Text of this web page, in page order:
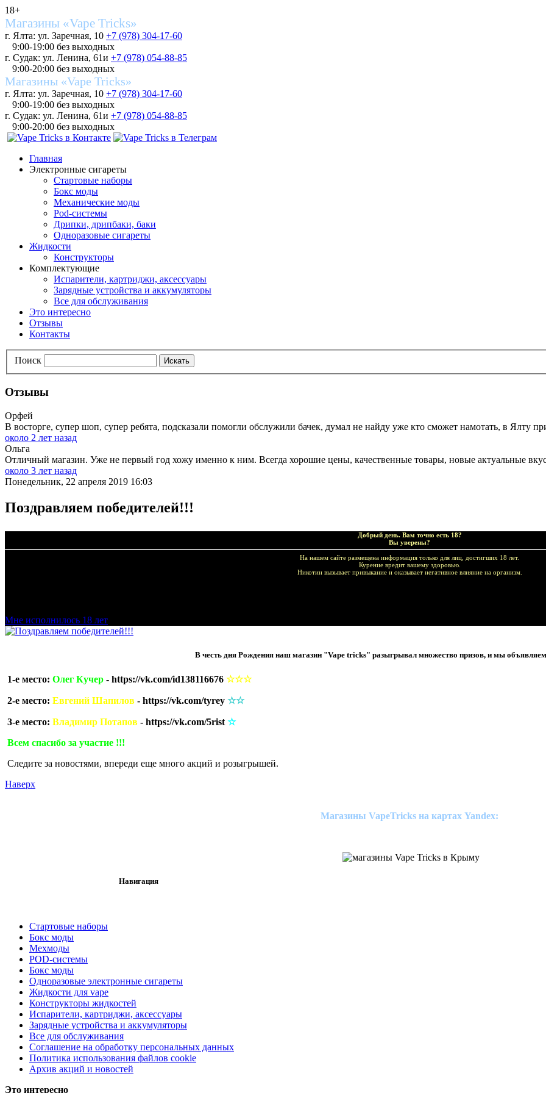
18+
Магазины «Vape Tricks»
г. Ялта: ул. Заречная, 10 +7 (978) 304-17-60
9:00-19:00 без выходных
г. Судак: ул. Ленина, 61и +7 (978) 054-88-85
9:00-20:00 без выходных
Магазины «Vape Tricks»
г. Ялта: ул. Заречная, 10 +7 (978) 304-17-60
9:00-19:00 без выходных
г. Судак: ул. Ленина, 61и +7 (978) 054-88-85
9:00-20:00 без выходных
Главная
Электронные сигареты
Стартовые наборы
Бокс моды
Механические моды
Pod-системы
Дрипки, дрипбаки, баки
Одноразовые сигареты
Жидкости
Конструкторы
Комплектующие
Испарители, картриджи, аксессуары
Зарядные устройства и аккумуляторы
Все для обслуживания
Это интересно
Отзывы
Контакты
Поиск Искать
Отзывы
Орфей
В восторге, супер шоп, супер ребята, подсказали помогли обслужили бачек, думал не найду уже кто сможет намотать, в Ялту
около 2 лет назад
Ольга
Отличный магазин. Уже не первый год хожу именно к ним. Всегда хорошие цены, качественные товары, новые актуальные
около 3 лет назад
Понедельник, 22 апреля 2019 16:03
Поздравляем победителей!!!
Добрый день. Вам точно есть 18?
Вы уверены?
На нашем сайте размещена информация только для лиц, достигших 18 лет.
Курение вредит вашему здоровью.
Никотин вызывает привыкание и оказывает негативное влияние на организм.
Мне исполнилось 18 лет
В честь дня Рождения наш магазин "Vape tricks" разыгрывал множество призов, и мы
1-е место: Олег Кучер - https://vk.com/id138116676 ☆☆☆
2-е место: Евгений Шапилов - https://vk.com/tyrey ☆☆
3-е место: Владимир Потапов - https://vk.com/5rist ☆
Всем спасибо за участие !!!
Следите за новостями, впереди еще много акций и розыгрышей.
Наверх
Магазины VapeTricks на картах Yandex:
Навигация
Стартовые наборы
Бокс моды
Мехмоды
POD-системы
Бокс моды
Одноразовые электронные сигареты
Жидкости для vape
Конструкторы жидкостей
Испарители, картриджи, аксессуары
Зарядные устройства и аккумуляторы
Все для обслуживания
Соглашение на обработку персональных данных
Политика использования файлов cookie
Архив акций и новостей
Это интересно